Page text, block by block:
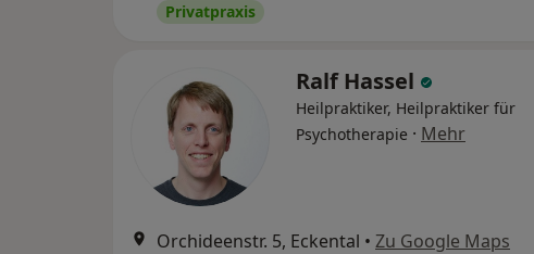
Privatpraxis
Ralf Hassel
Heilpraktiker, Heilpraktiker für
Psychotherapie · Mehr
Orchideenstr. 5, Eckental • Zu Google Maps